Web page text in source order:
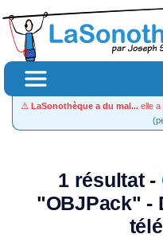
⚠️ LaSonothèque a du mal... elle
1 résultat -
"OBJPack" -